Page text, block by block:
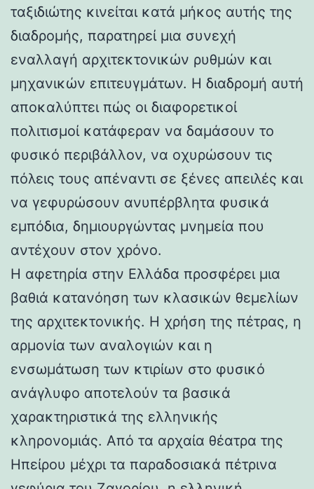
ταξιδιώτης κινείται κατά μήκος αυτής της
διαδρομής, παρατηρεί μια συνεχή
εναλλαγή αρχιτεκτονικών ρυθμών και
μηχανικών επιτευγμάτων. Η διαδρομή αυτή
αποκαλύπτει πώς οι διαφορετικοί
πολιτισμοί κατάφεραν να δαμάσουν το
φυσικό περιβάλλον, να οχυρώσουν τις
πόλεις τους απέναντι σε ξένες απειλές και
να γεφυρώσουν ανυπέρβλητα φυσικά
εμπόδια, δημιουργώντας μνημεία που
αντέχουν στον χρόνο.
Η αφετηρία στην Ελλάδα προσφέρει μια
βαθιά κατανόηση των κλασικών θεμελίων
της αρχιτεκτονικής. Η χρήση της πέτρας, η
αρμονία των αναλογιών και η
ενσωμάτωση των κτιρίων στο φυσικό
ανάγλυφο αποτελούν τα βασικά
χαρακτηριστικά της ελληνικής
κληρονομιάς. Από τα αρχαία θέατρα της
Ηπείρου μέχρι τα παραδοσιακά πέτρινα